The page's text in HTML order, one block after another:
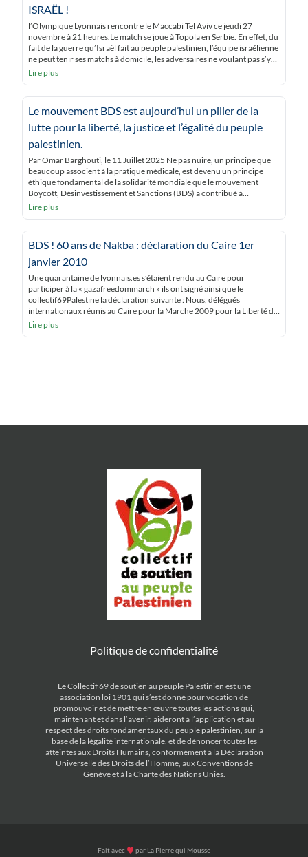
ISRAËL !
l’Olympique Lyonnais rencontre le Maccabi Tel Aviv ce jeudi 27
novembre à 21 heures.Le match se joue à Topola en Serbie. En effet, du
fait de la guerre qu’Israël fait au peuple palestinien, l’équipe israélienne
ne peut tenir ses matchs à domicile, les adversaires ne voulant pas s’y
déplacer ! Mais ne pas jouer à domicile […]
Lire plus
Le mouvement BDS est aujourd’hui un pilier de la
lutte pour la liberté, la justice et l’égalité du peuple
palestinien.
Par Omar Barghouti, le 11 Juillet 2025 Ne pas nuire, un principe que
beaucoup associent à la pratique médicale, est devenu un principe
éthique fondamental de la solidarité mondiale que le mouvement
Boycott, Désinvestissement et Sanctions (BDS) a contribué à
populariser depuis sa création, il y a 20 ans cette semaine. Au cœur de
Lire plus
BDS ! 60 ans de Nakba : déclaration du Caire 1er
janvier 2010
Une quarantaine de lyonnais.es s’étaient rendu au Caire pour
participer à la « gazafreedommarch » ils ont signé ainsi que le
collectif69Palestine la déclaration suivante : Nous, délégués
internationaux réunis au Caire pour la Marche 2009 pour la Liberté de
Gaza, dans une réponse collective à une initiative de la délégation sud-
Lire plus
Politique de confidentialité
Le Collectif 69 de soutien au peuple Palestinien est une
association loi 1901 qui s’est donné pour vocation de
promouvoir et de mettre en œuvre toutes les actions qui,
maintenant et dans l’avenir, aideront à l’application et au
respect des droits fondamentaux du peuple palestinien, sur la
base de la légalité internationale, et de dénoncer toutes les
atteintes aux Droits Humains, conformément à la Déclaration
Universelle des Droits de l’Homme, aux Conventions de
Genève et à la Charte des Nations Unies.
Fait avec par La Pierre qui Mousse